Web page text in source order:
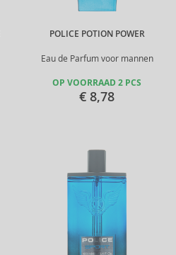
POLICE POTION POWER
Eau de Parfum voor mannen
OP VOORRAAD 2 PCS
€ 8,78